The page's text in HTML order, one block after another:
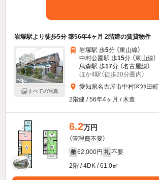
岩塚駅より徒歩5分 築56年4ヶ月 2階建の賃貸物件
すべての写真
岩塚駅 歩5分 （東山線）
中村公園駅 歩15分 （東山線）
烏森駅 歩17分 （名古屋線）
ほか4駅（徒歩20分圏内）
愛知県名古屋市中村区沖田町
2階建 / 56年4ヶ月 / 木造
6.2万円
（管理費不要）
敷 62,000円 礼 不要
2階 / 4DK / 61.0㎡